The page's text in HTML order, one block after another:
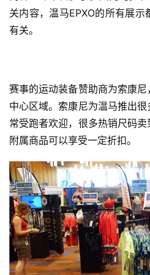
关内容，温马EPXO的所有展示
有关。
赛事的运动装备赞助商为索康
中心区域。索康尼为温马推出
常受跑者欢迎，很多热销尺码
附属商品可以享受一定折扣。